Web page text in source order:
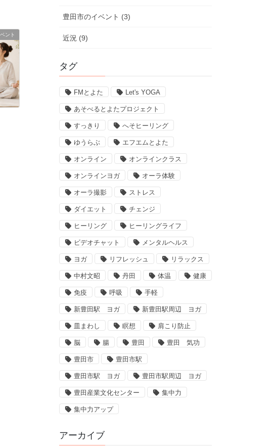
ント
豊田市のイベント (3)
近況 (9)
タグ
FMとよた Let's YOGA
あそべるとよたプロジェクト
すっきり へそヒーリング
ゆうらぶ エフエムとよた
オンライン オンラインクラス
オンラインヨガ オーラ体験
オーラ撮影 ストレス
ダイエット チェンジ
ヒーリング ヒーリングライフ
ビデオチャット メンタルヘルス
ヨガ リフレッシュ リラックス
中村文昭 丹田 体温 健康
免疫 呼吸 手軽
新豊田駅 ヨガ 新豊田駅周辺 ヨガ
皿まわし 瞑想 肩こり防止
脳 腸 豊田 豊田 気功
豊田市 豊田市駅
豊田市駅 ヨガ 豊田市駅周辺 ヨガ
豊田産業文化センター 集中力
集中力アップ
アーカイブ